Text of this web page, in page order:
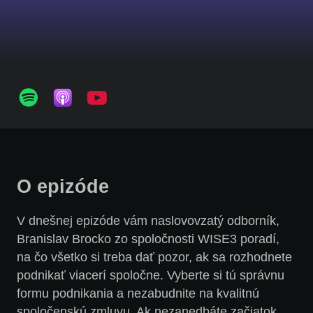
O epizóde
V dnešnej epizóde vám naslovovzatý odborník,
Branislav Brocko zo spoločnosti WISE3 poradí,
na čo všetko si treba dať pozor, ak sa rozhodnete
podnikať viacerí spoločne. Vyberte si tú správnu
formu podnikania a nezabudnite na kvalitnú